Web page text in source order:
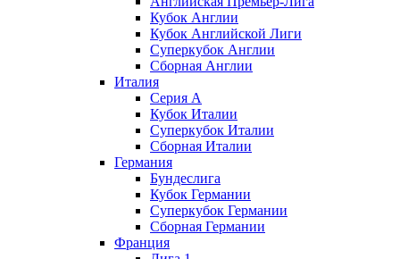
Кубок Англии
Кубок Английской Лиги
Суперкубок Англии
Сборная Англии
Италия
Серия А
Кубок Италии
Суперкубок Италии
Сборная Италии
Германия
Бундеслига
Кубок Германии
Суперкубок Германии
Сборная Германии
Франция